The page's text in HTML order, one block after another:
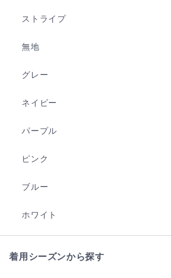
ストライプ
無地
グレー
ネイビー
パープル
ピンク
ブルー
ホワイト
着用シーズンから探す